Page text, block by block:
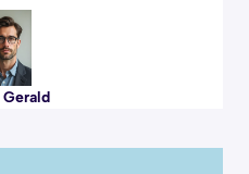
Gerald